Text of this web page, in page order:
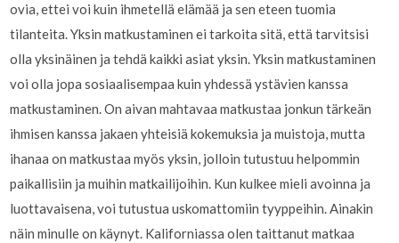
ovia, ettei voi kuin ihmetellä elämää ja sen eteen tuomia
tilanteita. Yksin matkustaminen ei tarkoita sitä, että tarvitsisi
olla yksinäinen ja tehdä kaikki asiat yksin. Yksin matkustaminen
voi olla jopa sosiaalisempaa kuin yhdessä ystävien kanssa
matkustaminen. On aivan mahtavaa matkustaa jonkun tärkeän
ihmisen kanssa jakaen yhteisiä kokemuksia ja muistoja, mutta
ihanaa on matkustaa myös yksin, jolloin tutustuu helpommin
paikallisiin ja muihin matkailijoihin. Kun kulkee mieli avoinna ja
luottavaisena, voi tutustua uskomattomiin tyyppeihin. Ainakin
näin minulle on käynyt. Kaliforniassa olen taittanut matkaa